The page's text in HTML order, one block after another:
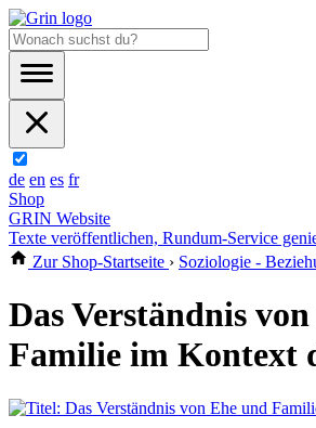
de en es fr
Shop
GRIN Website
Texte veröffentlichen, Rundum-Service
Zur Shop-Startseite › Soziologie -
Das Verständnis
Familie im Kontext